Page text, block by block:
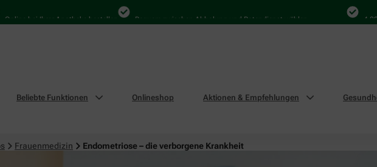
bei Ihrer Apotheke bestellen Bequem zwischen Abholung und Botendienst wählen 4.000
Beliebte Funktionen Onlineshop Aktionen & Empfehlungen
Frauenmedizin Endometriose – die verborgene Krankheit